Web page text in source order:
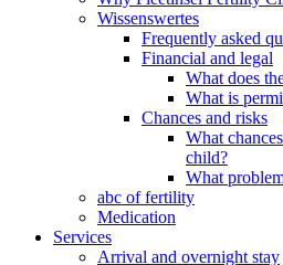
Wissenswertes
Frequently asked
Financial and legal
What does
What is
Chances and risks
What
child?
What
abc of fertility
Medication
Services
Arrival and overnight stay